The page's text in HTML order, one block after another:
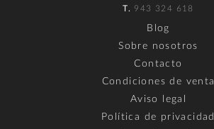
T. 943 324 618
Blog
Sobre nosotros
Contacto
Condiciones de venta
Aviso legal
Política de privacidad